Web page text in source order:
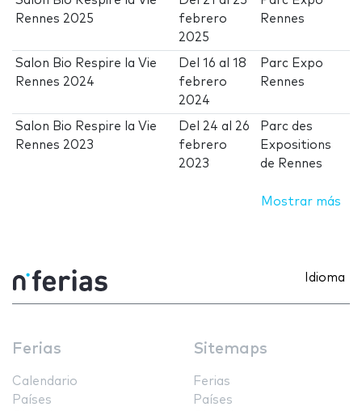
Rennes 2025
febrero
2025
Rennes
Salon Bio Respire la Vie
Rennes 2024
Del16 al18
febrero
2024
Parc Expo
Rennes
Salon Bio Respire la Vie
Rennes 2023
Del 24 al 26
febrero
2023
Parc des
Expositions
de Rennes
Mostrar más
Idioma
Ferias
Calendario
Países
Sitemaps
Ferias
Países